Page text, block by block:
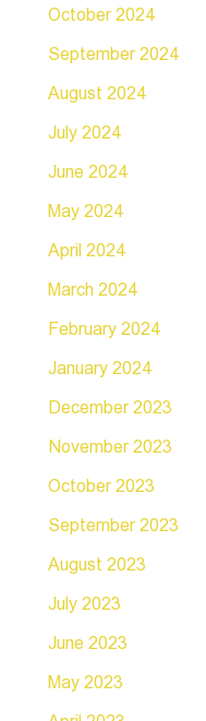
October 2024
September 2024
August 2024
July 2024
June 2024
May 2024
April 2024
March 2024
February 2024
January 2024
December 2023
November 2023
October 2023
September 2023
August 2023
July 2023
June 2023
May 2023